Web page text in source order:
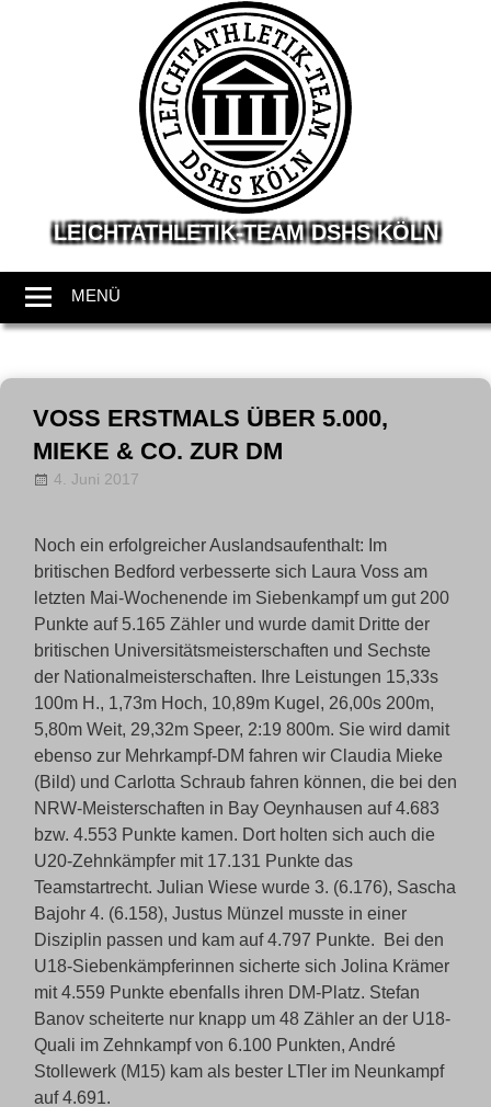
LEICHTATHLETIK-TEAM DSHS KÖLN
leben
Leichtathletik
MENÜ
Zum
InhaltVOSS ERSTMALS ÜBER 5.000,
MIEKE & CO. ZUR DM
4. Juni 2017
Noch ein erfolgreicher Auslandsaufenthalt: Im
britischen Bedford verbesserte sich Laura Voss am
letzten Mai-Wochenende im Siebenkampf um gut 200
Punkte auf 5.165 Zähler und wurde damit Dritte der
britischen Universitätsmeisterschaften und Sechste
der Nationalmeisterschaften. Ihre Leistungen 15,33s
100m H., 1,73m Hoch, 10,89m Kugel, 26,00s 200m,
5,80m Weit, 29,32m Speer, 2:19 800m. Sie wird damit
ebenso zur Mehrkampf-DM fahren wir Claudia Mieke
(Bild) und Carlotta Schraub fahren können, die bei den
NRW-Meisterschaften in Bay Oeynhausen auf 4.683
bzw. 4.553 Punkte kamen. Dort holten sich auch die
U20-Zehnkämpfer mit 17.131 Punkte das
Teamstartrecht. Julian Wiese wurde 3. (6.176), Sascha
Bajohr 4. (6.158), Justus Münzel musste in einer
Disziplin passen und kam auf 4.797 Punkte. Bei den
U18-Siebenkämpferinnen sicherte sich Jolina Krämer
mit 4.559 Punkte ebenfalls ihren DM-Platz. Stefan
Banov scheiterte nur knapp um 48 Zähler an der U18-
Quali im Zehnkampf von 6.100 Punkten, André
Stollewerk (M15) kam als bester LTler im Neunkampf
auf 4.691.